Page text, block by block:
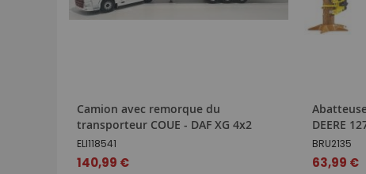
Camion avec remorque du
transporteur COUE - DAF XG 4x2
ELI118541
140,99 €
DEERE
BRU2135
Prix
63,99 €